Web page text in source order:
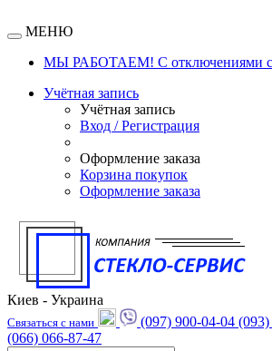
МЕНЮ
МЫ РАБОТАЕМ! С отключениями
Учётная запись
Учётная запись
Вход / Регистрация
Оформление заказа
Корзина покупок
Оформление заказа
Киев - Украина
Связаться с нами (097) 900-04-04
(066) 066-87-47